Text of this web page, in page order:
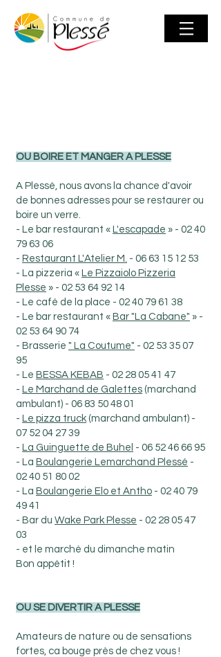
À propos de
moi
OU BOIRE ET MANGER A PLESSE
A Plessé, nous avons la chance d'avoir
de bonnes adresses pour se restaurer ou
boire un verre.
- Le bar restaurant « L'escapade » - 02 40
79 63 06
- Restaurant L'Atelier M. - 06 63 15 12 53
- La pizzeria « Le Pizzaiolo Pizzeria
Plesse » - 02 53 64 92 14
- Le café de la place - 02 40 79 61 38
- Le bar restaurant « Bar "La Cabane" » -
02 53 64 90 74
- Brasserie " La Coutume" - 02 53 35 07
95
- Le BESSA KEBAB - 02 28 05 41 47
- Le Marchand de Galettes (marchand
ambulant) - 06 83 50 48 01
- Le pizza truck(marchand ambulant) -
07 52 04 27 39
- La Guinguette de Buhel - 06 52 46 66 95
- La Boulangerie Lemarchand Plessé -
02 40 51 80 02
- La Boulangerie Elo et Antho - 02 40 79
49 41
- Bar du Wake Park Plesse - 02 28 05 47
03
- et le marché du dimanche matin
Bon appétit !
OU SE DIVERTIR A PLESSE
Amateurs de nature ou de sensations
fortes, ca bouge près de chez vous !